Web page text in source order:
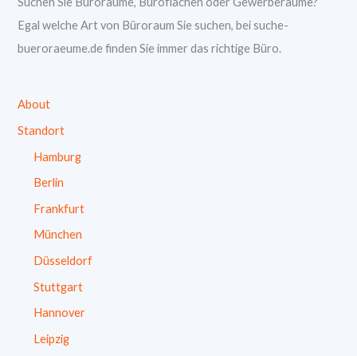
Egal welche Art von Büroraum Sie suchen, bei suche-
bueroraeume.de finden Sie immer das richtige Büro.
About
Standort
Hamburg
Berlin
Frankfurt
München
Düsseldorf
Stuttgart
Hannover
Leipzig